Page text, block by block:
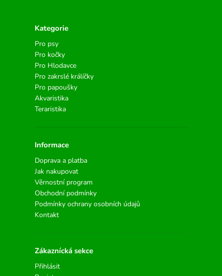
Kategorie
Pro psy
Pro kočky
Pro Hlodavce
Pro zakrslé králíčky
Pro papoušky
Akvaristika
Teraristika
Informace
Doprava a platba
Jak nakupovat
Věrnostní program
Obchodní podmínky
Podmínky ochrany osobních údajů
Kontakt
Zákaznícká sekce
Přihlásit